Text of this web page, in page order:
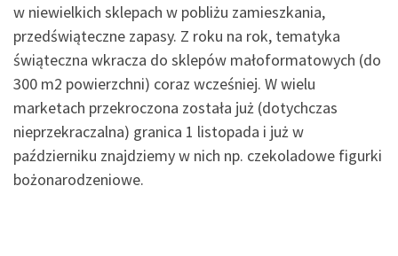
w niewielkich sklepach w pobliżu zamieszkania,
przedświąteczne zapasy. Z roku na rok, tematyka
świąteczna wkracza do sklepów małoformatowych (do
300 m2 powierzchni) coraz wcześniej. W wielu
marketach przekroczona została już (dotychczas
nieprzekraczalna) granica 1 listopada i już w
październiku znajdziemy w nich np. czekoladowe figurki
bożonarodzeniowe.